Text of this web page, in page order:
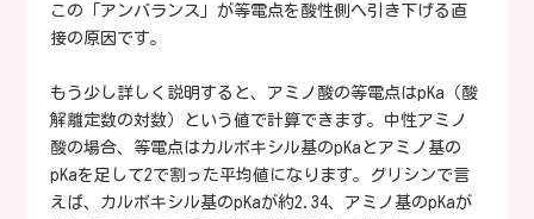
この「アンバランス」が等電点を酸性側へ引き下げる直
接の原因です。
もう少し詳しく説明すると、アミノ酸の等電点はpKa（酸
解離定数の対数）という値で計算できます。中性アミノ
酸の場合、等電点はカルボキシル基のpKaとアミノ基の
pKaを足して2で割った平均値になります。グリシンで言
えば、カルボキシル基のpKaが約2.34、アミノ基のpKaが